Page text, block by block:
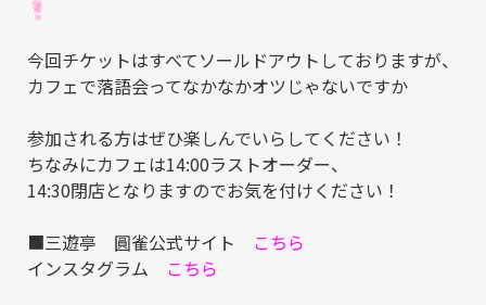
今回チケットはすべてソールドアウトしておりますが、
カフェで落語会ってなかなかオツじゃないですか
参加される方はぜひ楽しんでいらしてください！
ちなみにカフェは14:00ラストオーダー、
14:30閉店となりますのでお気を付けください！
■三遊亭 圓雀公式サイト こちら
インスタグラム こちら